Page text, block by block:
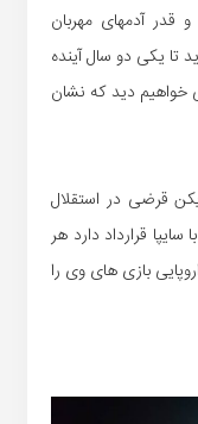
قدر آدمهای مهربان
تا یکی دو سال آینده
خواهیم دید که نشان
قرضی در استقلال
قرارداد دارد هر
بازی های وی را